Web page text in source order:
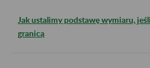
Jak ustalimy podstawę wymiaru,
granicą